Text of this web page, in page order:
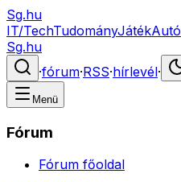
Sg.hu
IT/TechTudományJátékAutó
Sg.hu
·fórum·RSS·hírlevél·
Menü
Fórum
Fórum főoldal